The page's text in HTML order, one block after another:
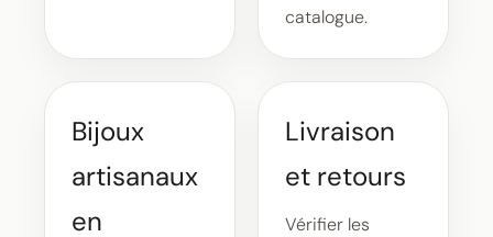
catalogue.
Bijoux
artisanaux
en
Livraison
et retours
Vérifier les